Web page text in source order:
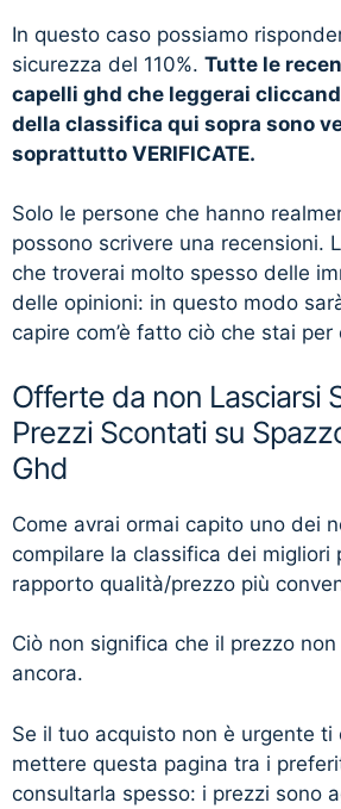
In questo caso possiamo
sicurezza del 110%. Tutte le
capelli ghd che leggerai
della classifica qui sopra sono
soprattutto VERIFICATE.
Solo le persone che hanno
possono scrivere una recensioni.
che troverai molto spesso delle
delle opinioni: in questo modo
capire com’è fatto ciò che stai per
Offerte da non Lasciarsi
Prezzi Scontati su
Ghd
Come avrai ormai capito uno dei
compilare la classifica dei migliori
rapporto qualità/prezzo più
Ciò non significa che il prezzo
ancora.
Se il tuo acquisto non è urgente ti
mettere questa pagina tra i
consultarla spesso: i prezzi sono